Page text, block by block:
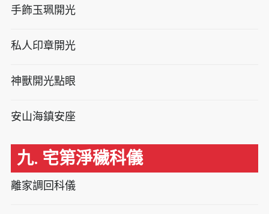
手飾玉珮開光
私人印章開光
神獸開光點眼
安山海鎮安座
九. 宅第淨穢科儀
離家調回科儀